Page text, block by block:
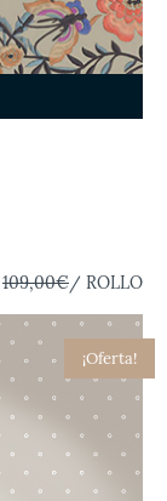
109,00€/ ROLLO
¡Oferta!